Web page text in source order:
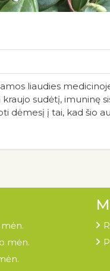
liaudies
sudėtį, imuninę
dėmesį į tai, kad šio
mėn.